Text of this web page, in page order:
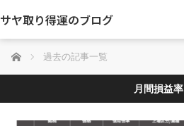
サヤ取り得運のブログ
ホーム 過去の記事一覧
月間損益率